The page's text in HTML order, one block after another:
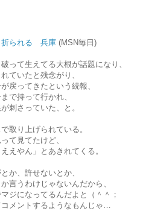
折られる 兵庫 (MSN毎日)
って生えてる大根が話題になり、
ていたと残念がり、
戻ってきたという続報、
で持って行かれ、
刺さっていた、と。
取り上げられている。
て見てたけど、
えやん」とあきれてくる。
か、許せないとか、
言うわけじゃないんだから、
ジになってるんだよと（＾＾；
メントするようなもんじゃ…